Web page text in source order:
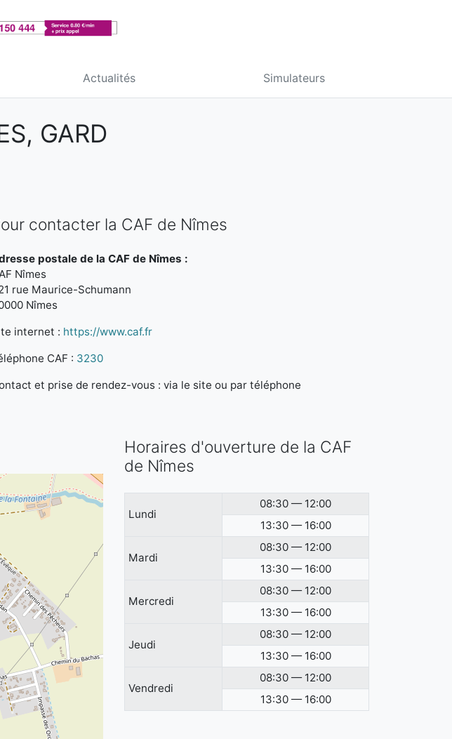
Actualités Simulateurs
GARD
contacter la CAF de Nîmes
postale de la CAF de Nîmes :
Nîmes
rue Maurice-Schumann
Nîmes
internet : https://www.caf.fr
CAF : 3230
et prise de rendez-vous : via le site ou par téléphone
Horaires d'ouverture de la CAF
de Nîmes
Lundi
08:30 — 12:00
13:30 — 16:00
Mardi
08:30 — 12:00
13:30 — 16:00
Mercredi
08:30 — 12:00
13:30 — 16:00
Jeudi
08:30 — 12:00
13:30 — 16:00
Vendredi
08:30 — 12:00
13:30 — 16:00